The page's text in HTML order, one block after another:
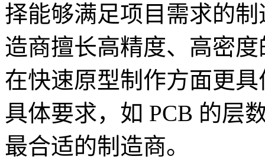
择能够满足项目需求的
造商擅长高精度、高密
在快速原型制作方面更
具体要求，如 PCB 的层
最合适的制造商。